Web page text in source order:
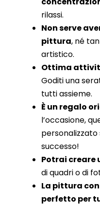
rilassi.
Non serve
pittura, né
artistico.
Ottima
Goditi una
tutti assieme.
È un regalo
l’occasione,
successo!
Potrai creare
di quadri o di
La pittura
perfetto per